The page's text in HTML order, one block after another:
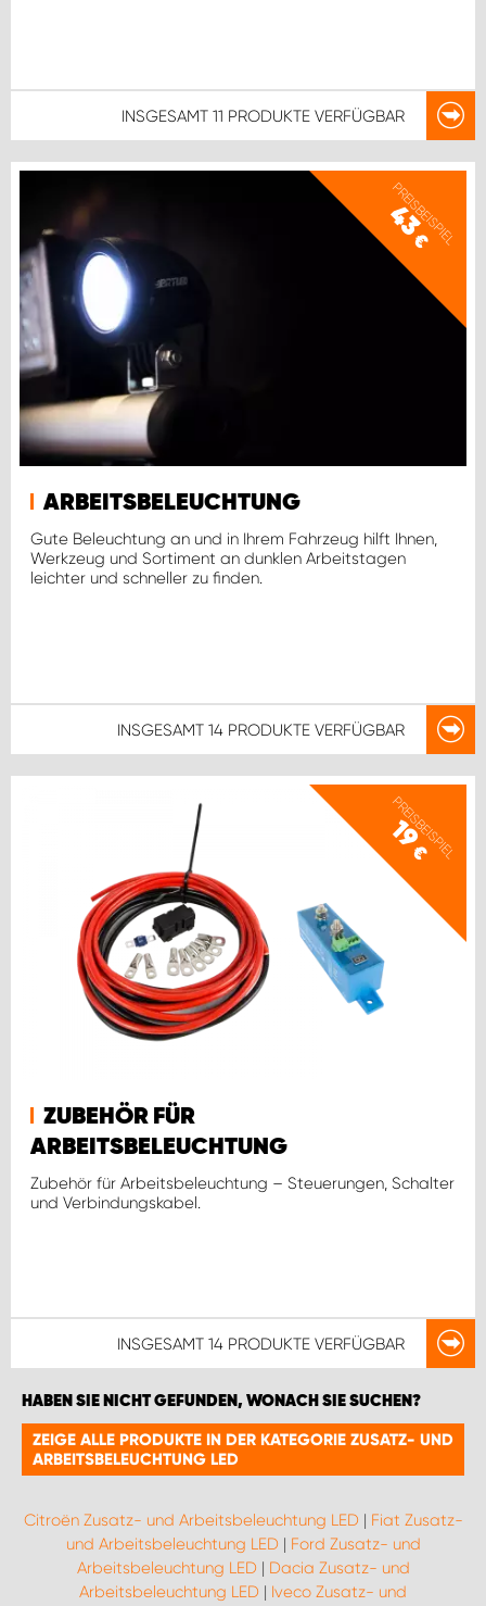
INSGESAMT 11 PRODUKTE VERFÜGBAR
PREISBEISPIEL
43
€
ARBEITSBELEUCHTUNG
Gute Beleuchtung an und in Ihrem Fahrzeug hilft Ihnen,
Werkzeug und Sortiment an dunklen Arbeitstagen
leichter und schneller zu finden.
INSGESAMT 14 PRODUKTE VERFÜGBAR
PREISBEISPIEL
19
€
ZUBEHÖR FÜR
ARBEITSBELEUCHTUNG
Zubehör für Arbeitsbeleuchtung – Steuerungen, Schalter
und Verbindungskabel.
INSGESAMT 14 PRODUKTE VERFÜGBAR
HABEN SIE NICHT GEFUNDEN, WONACH SIE SUCHEN?
ZEIGE ALLE PRODUKTE IN DER KATEGORIE ZUSATZ- UND
ARBEITSBELEUCHTUNG LED
Citroën Zusatz- und Arbeitsbeleuchtung LED| Fiat Zusatz-
und Arbeitsbeleuchtung LED| Ford Zusatz- und
Arbeitsbeleuchtung LED| Dacia Zusatz- und
Arbeitsbeleuchtung LED | Iveco Zusatz- und